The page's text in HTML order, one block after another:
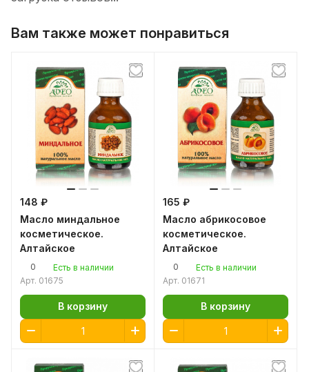
Вам также может понравиться
148 ₽
Масло миндальное
косметическое.
Алтайское
0
Есть в наличии
Арт. 01675
В корзину
165 ₽
Масло абрикосовое
косметическое.
Алтайское
0
Есть в наличии
Арт. 01671
В корзину